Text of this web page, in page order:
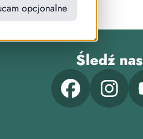
Śledź nas
opcjonalne